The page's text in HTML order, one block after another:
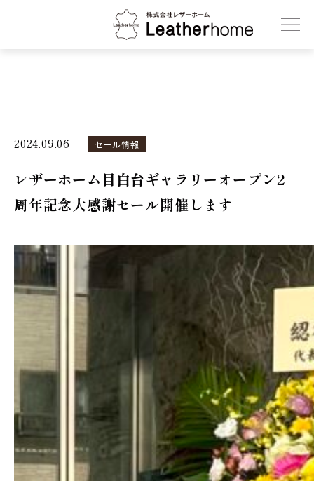
株式会社レザーホーム
2024.09.06 セール情報
レザーホーム目白台ギャラリーオープン2
周年記念大感謝セール開催します